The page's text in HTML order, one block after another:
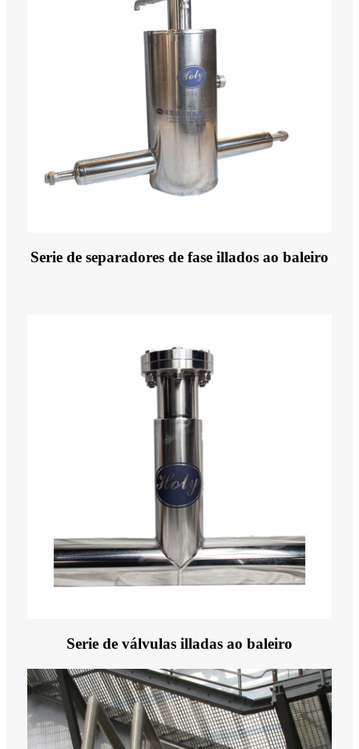
Serie de separadores de fase illados ao baleiro
Serie de válvulas illadas ao baleiro